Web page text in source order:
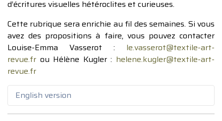
d’écritures visuelles hétéroclites et curieuses.
Cette rubrique sera enrichie au fil des semaines. Si vous
avez des propositions à faire, vous pouvez contacter
Louise-Emma Vasserot : le.vasserot@textile-art-
revue.fr ou Hélène Kugler : helene.kugler@textile-art-
revue.fr
English version